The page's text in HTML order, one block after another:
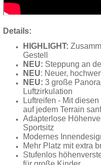
Details:
HIGHLIGHT:
Gestell
NEU: Steppung an
NEU: Neuer,
NEU: 3 große
Luftzirkulation
Luftreifen - Mit
auf jedem Terrain
Adapterlose
Sportsitz
Modernes
Mehr Platz mit extra
Stufenlos